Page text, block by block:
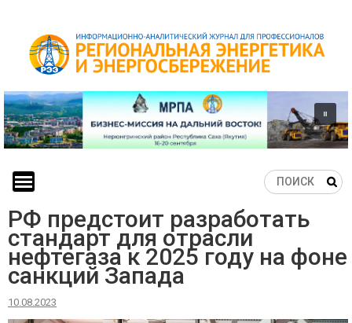
content
РФ предстоит разработать
стандарт для отрасли
нефтегаза к 2025 году на фоне
санкций Запада
10.08.2023